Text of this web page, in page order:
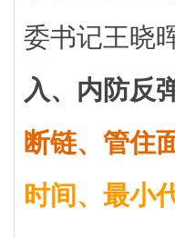
委书记王晓
入、内防反
断链、管住
时间、最小